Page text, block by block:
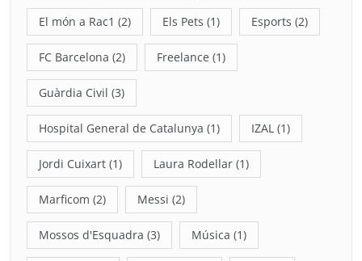
El món a Rac1 (2) Els Pets (1) Esports (2)
FC Barcelona (2) Freelance (1)
Guàrdia Civil (3)
Hospital General de Catalunya (1) IZAL (1)
Jordi Cuixart (1) Laura Rodellar (1)
Marficom (2) Messi (2)
Mossos d'Esquadra (3) Música (1)